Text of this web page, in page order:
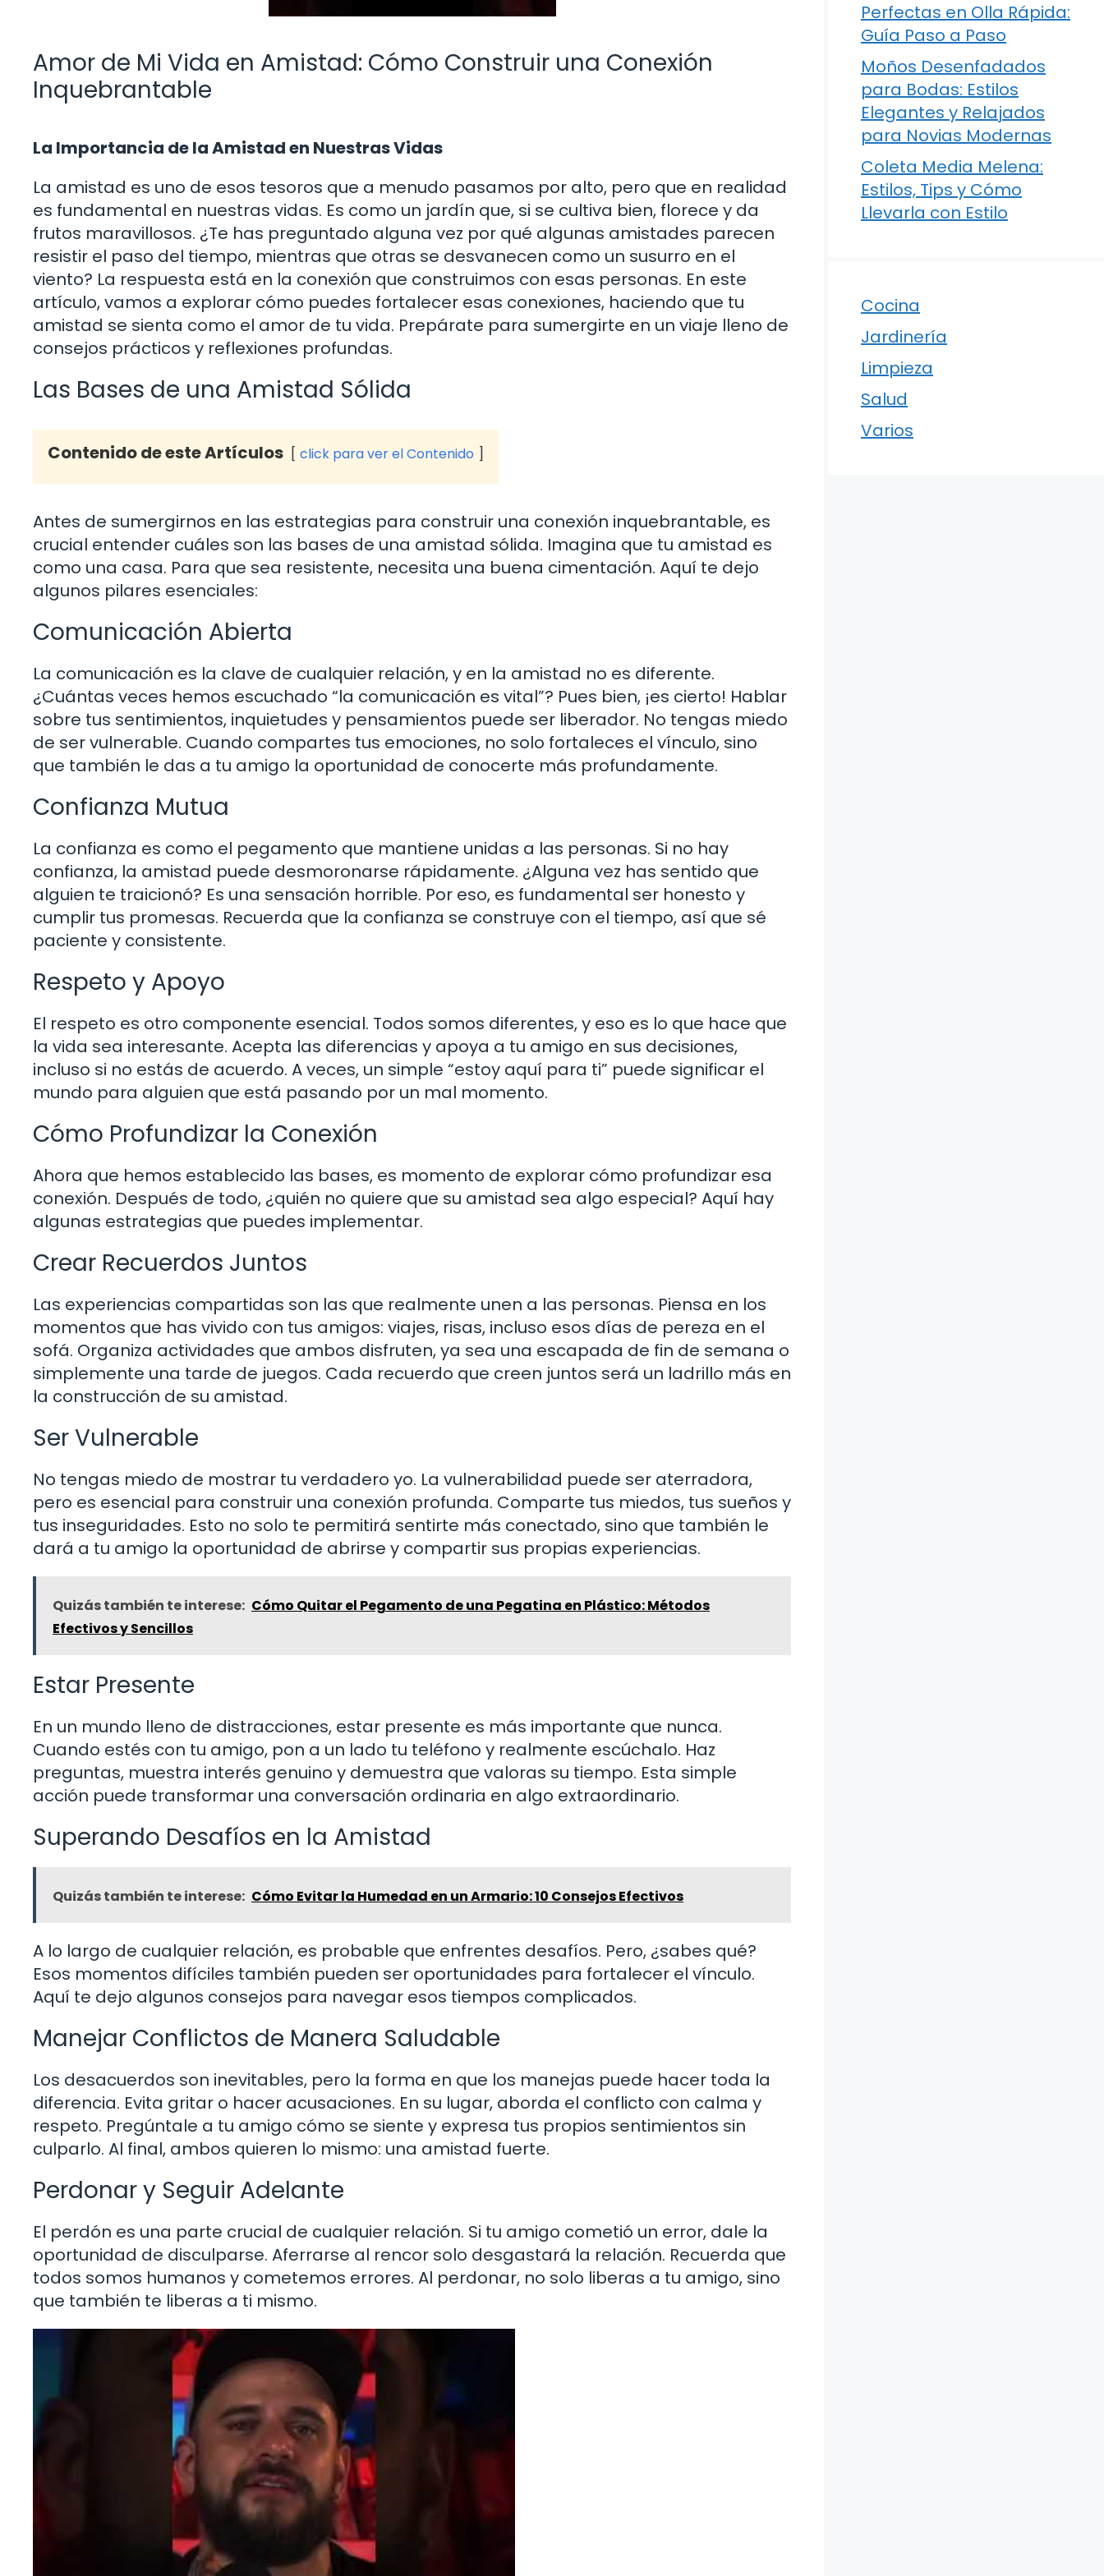
Amor de Mi Vida en Amistad: Cómo Construir una Conexión
Inquebrantable
La Importancia de la Amistad en Nuestras Vidas
La amistad es uno de esos tesoros que a menudo pasamos por alto, pero que en realidad
es fundamental en nuestras vidas. Es como un jardín que, si se cultiva bien, florece y da
frutos maravillosos. ¿Te has preguntado alguna vez por qué algunas amistades parecen
resistir el paso del tiempo, mientras que otras se desvanecen como un susurro en el
viento? La respuesta está en la conexión que construimos con esas personas. En este
artículo, vamos a explorar cómo puedes fortalecer esas conexiones, haciendo que tu
amistad se sienta como el amor de tu vida. Prepárate para sumergirte en un viaje lleno de
consejos prácticos y reflexiones profundas.
Las Bases de una Amistad Sólida
Contenido de este Artículos click para ver el Contenido
Antes de sumergirnos en las estrategias para construir una conexión inquebrantable, es
crucial entender cuáles son las bases de una amistad sólida. Imagina que tu amistad es
como una casa. Para que sea resistente, necesita una buena cimentación. Aquí te dejo
algunos pilares esenciales:
Comunicación Abierta
La comunicación es la clave de cualquier relación, y en la amistad no es diferente.
¿Cuántas veces hemos escuchado “la comunicación es vital”? Pues bien, ¡es cierto! Hablar
sobre tus sentimientos, inquietudes y pensamientos puede ser liberador. No tengas miedo
de ser vulnerable. Cuando compartes tus emociones, no solo fortaleces el vínculo, sino
que también le das a tu amigo la oportunidad de conocerte más profundamente.
Confianza Mutua
La confianza es como el pegamento que mantiene unidas a las personas. Si no hay
confianza, la amistad puede desmoronarse rápidamente. ¿Alguna vez has sentido que
alguien te traicionó? Es una sensación horrible. Por eso, es fundamental ser honesto y
cumplir tus promesas. Recuerda que la confianza se construye con el tiempo, así que sé
paciente y consistente.
Respeto y Apoyo
El respeto es otro componente esencial. Todos somos diferentes, y eso es lo que hace que
la vida sea interesante. Acepta las diferencias y apoya a tu amigo en sus decisiones,
incluso si no estás de acuerdo. A veces, un simple “estoy aquí para ti” puede significar el
mundo para alguien que está pasando por un mal momento.
Cómo Profundizar la Conexión
Ahora que hemos establecido las bases, es momento de explorar cómo profundizar esa
conexión. Después de todo, ¿quién no quiere que su amistad sea algo especial? Aquí hay
algunas estrategias que puedes implementar.
Crear Recuerdos Juntos
Las experiencias compartidas son las que realmente unen a las personas. Piensa en los
momentos que has vivido con tus amigos: viajes, risas, incluso esos días de pereza en el
sofá. Organiza actividades que ambos disfruten, ya sea una escapada de fin de semana o
simplemente una tarde de juegos. Cada recuerdo que creen juntos será un ladrillo más en
la construcción de su amistad.
Ser Vulnerable
No tengas miedo de mostrar tu verdadero yo. La vulnerabilidad puede ser aterradora,
pero es esencial para construir una conexión profunda. Comparte tus miedos, tus sueños y
tus inseguridades. Esto no solo te permitirá sentirte más conectado, sino que también le
dará a tu amigo la oportunidad de abrirse y compartir sus propias experiencias.
Quizás también te interese: Cómo Quitar el Pegamento de una Pegatina en Plástico: Métodos
Efectivos y Sencillos
Estar Presente
En un mundo lleno de distracciones, estar presente es más importante que nunca.
Cuando estés con tu amigo, pon a un lado tu teléfono y realmente escúchalo. Haz
preguntas, muestra interés genuino y demuestra que valoras su tiempo. Esta simple
acción puede transformar una conversación ordinaria en algo extraordinario.
Superando Desafíos en la Amistad
Quizás también te interese: Cómo Evitar la Humedad en un Armario: 10 Consejos Efectivos
A lo largo de cualquier relación, es probable que enfrentes desafíos. Pero, ¿sabes qué?
Esos momentos difíciles también pueden ser oportunidades para fortalecer el vínculo.
Aquí te dejo algunos consejos para navegar esos tiempos complicados.
Manejar Conflictos de Manera Saludable
Los desacuerdos son inevitables, pero la forma en que los manejas puede hacer toda la
diferencia. Evita gritar o hacer acusaciones. En su lugar, aborda el conflicto con calma y
respeto. Pregúntale a tu amigo cómo se siente y expresa tus propios sentimientos sin
culparlo. Al final, ambos quieren lo mismo: una amistad fuerte.
Perdonar y Seguir Adelante
El perdón es una parte crucial de cualquier relación. Si tu amigo cometió un error, dale la
oportunidad de disculparse. Aferrarse al rencor solo desgastará la relación. Recuerda que
todos somos humanos y cometemos errores. Al perdonar, no solo liberas a tu amigo, sino
que también te liberas a ti mismo.
Perfectas en Olla Rápida:
Guía Paso a Paso
Moños Desenfadados
para Bodas: Estilos
Elegantes y Relajados
para Novias Modernas
Coleta Media Melena:
Estilos, Tips y Cómo
Llevarla con Estilo
Cocina
Jardinería
Limpieza
Salud
Varios